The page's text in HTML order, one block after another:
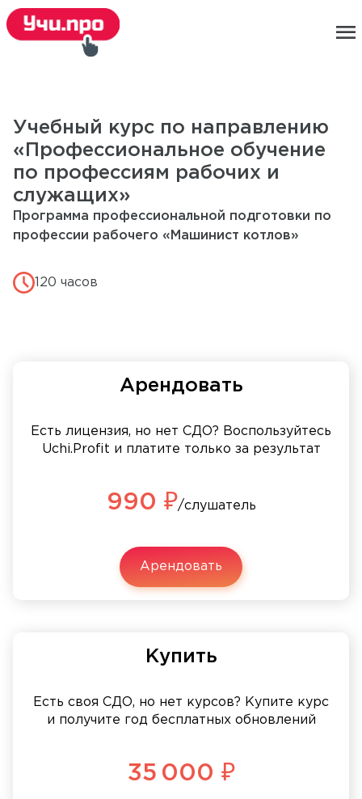
menu
Учебный курс по направлению
«Профессиональное обучение
по профессиям рабочих и
служащих»
Программа профессиональной подготовки по
профессии рабочего «Машинист котлов»
120 часов
Арендовать
Есть лицензия, но нет СДО? Воспользуйтесь
Uchi.Profit и платите только за результат
990 ₽/слушатель
Арендовать
Купить
Есть своя СДО, но нет курсов? Купите курс
и получите год бесплатных обновлений
35 000 ₽